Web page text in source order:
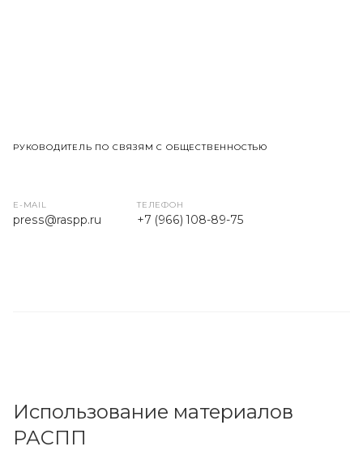
РУКОВОДИТЕЛЬ ПО СВЯЗЯМ С ОБЩЕСТВЕННОСТЬЮ
E-MAIL
press@raspp.ru
ТЕЛЕФОН
+7 (966) 108-89-75
Использование материалов
РАСПП